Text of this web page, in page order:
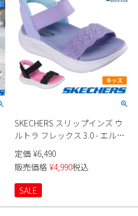
SKECHERS スリップインズ ウ
ルトラ フレックス 3.0 - エルモ
サ ブリーズ 303029L キッズ
定価 ¥6,490
販売価格 ¥4,990税込
SALE